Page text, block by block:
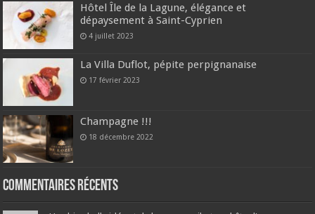
Hôtel Île de la Lagune, élégance et
dépaysement à Saint-Cyprien
4 juillet 2023
La Villa Duflot, pépite perpignanaise
17 février 2023
Champagne !!!
18 décembre 2022
Commentaires récents